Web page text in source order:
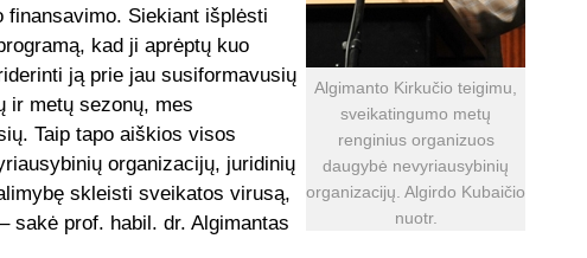
Algimanto Kirkučio teigimu,
sveikatingumo metų
renginius organizuos
daugybė nevyriausybinių
organizacijų. Algirdo Kubaičio
nuotr.
finansavimo. Siekiant išplėsti
kad ji aprėptų kuo
ją prie jau susiformavusių
ir metų sezonų, mes
Taip tapo aiškios visos
organizacijų, juridinių
skleisti sveikatos virusą,
sakė prof. habil. dr. Algimantas